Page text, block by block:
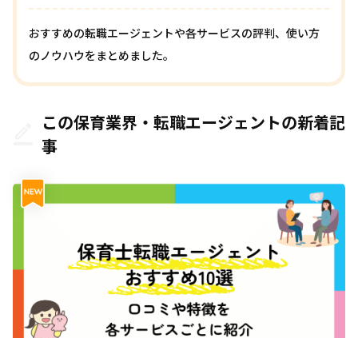
おすすめの転職エージェントや各サービスの評判、使い方
のノウハウをまとめました。
この保育業界・転職エージェントの新着記
事